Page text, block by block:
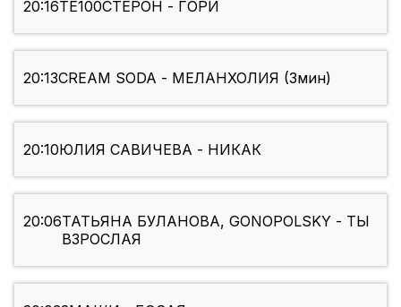
20:16ТЕ100СТЕРОН - ГОРИ
20:13CREAM SODA - МЕЛАНХОЛИЯ (3мин)
20:10ЮЛИЯ САВИЧЕВА - НИКАК
20:06ТАТЬЯНА БУЛАНОВА, GONOPOLSKY - ТЫ
ВЗРОСЛАЯ